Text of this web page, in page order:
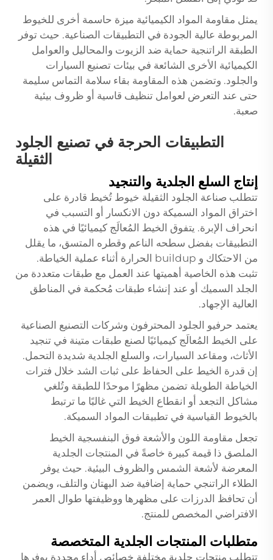
يمثل مقاومة المواد الكيميائية ميزة حاسمة أخرى للخيوط
المربوطة عالية الجودة في التطبيقات الصناعية. حيث توفر
الطبقة الراتنجية حماية ضد الزيوت والمحاليل والعوامل
الكيميائية الأخرى الشائعة في بيئات تصنيع السيارات
والجلود. وتضمن هذه المقاومة بقاء سلامة التماس سليمة
حتى عند التعرض لعوامل تنظيف قاسية أو ظروف بيئية
صعبة.
التطبيقات الحرجة في تصنيع الجلود
الثقيلة
إنتاج السلع الجلدية والتنجيد
تتطلب صناعة الجلود الثقيلة خيوط تُخيط قادرة على
اختراق المواد السميكة دون الانكسار أو التسبب في
انحراف الإبرة. يتفوق الخيط المُعالَج كيميائيًا في هذه
التطبيقات بفضل سطحه الناعم وقطره المتسق، ما يقلل
من الاحتكاك و buildup الحرارة أثناء عملية الخياطة.
تثبت هذه الخاصية أهميتها عند العمل مع طبقات متعددة من
الجلد السميك أو عند إنشاء طبقات مُحكمة في المناطق
العالية الإجهاد.
يعتمد حرفيو الجلود المحترفون وشركات التصنيع الصناعية
على الخيط المُعالَج كيميائيًا لصنع طبقات متينة في تنجيد
الأثاث، ومقاعد السيارات، والسلع الجلدية شديدة التحمل.
إن قدرة الخيط على الحفاظ على ثبات الشد خلال فترات
الخياطة الطويلة تضمن مظهرًا موحدًا للطبقة وتُلغي
مشاكل التجعد أو انقطاع الخيط التي غالبًا ما ترتبط
بالخيوط القياسية في تطبيقات المواد السميكة.
تجعل مقاومة اللون والأشعة فوق البنفسجية الخيط
الملصق ذا قيمة كبيرة خاصةً في المنتجات الجلدية
المعرضة لأشعة الشمس والظروف البيئية. حيث يوفر
الطلاء الراتنجي حماية إضافية ضد البهتان والتلف، ويضمن
أن تحافظ الدرزات على مظهرها ووظيفتها طوال العمر
الافتراضي المخصص للمنتج.
متطلبات المنتجات الجلدية المتخصصة
تتطلب منتجات جلدية مختلفة خصائص أداء محددة يوفرها